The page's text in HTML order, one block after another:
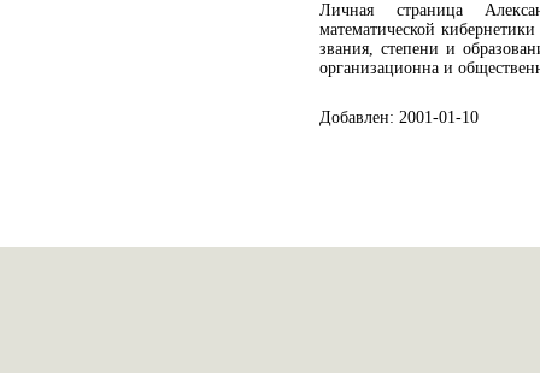
Личная страница
математической
звания, степени и
организационна и
Добавлен: 2001-01-10